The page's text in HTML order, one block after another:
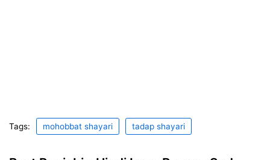
Tags: mohobbat shayari tadap shayari